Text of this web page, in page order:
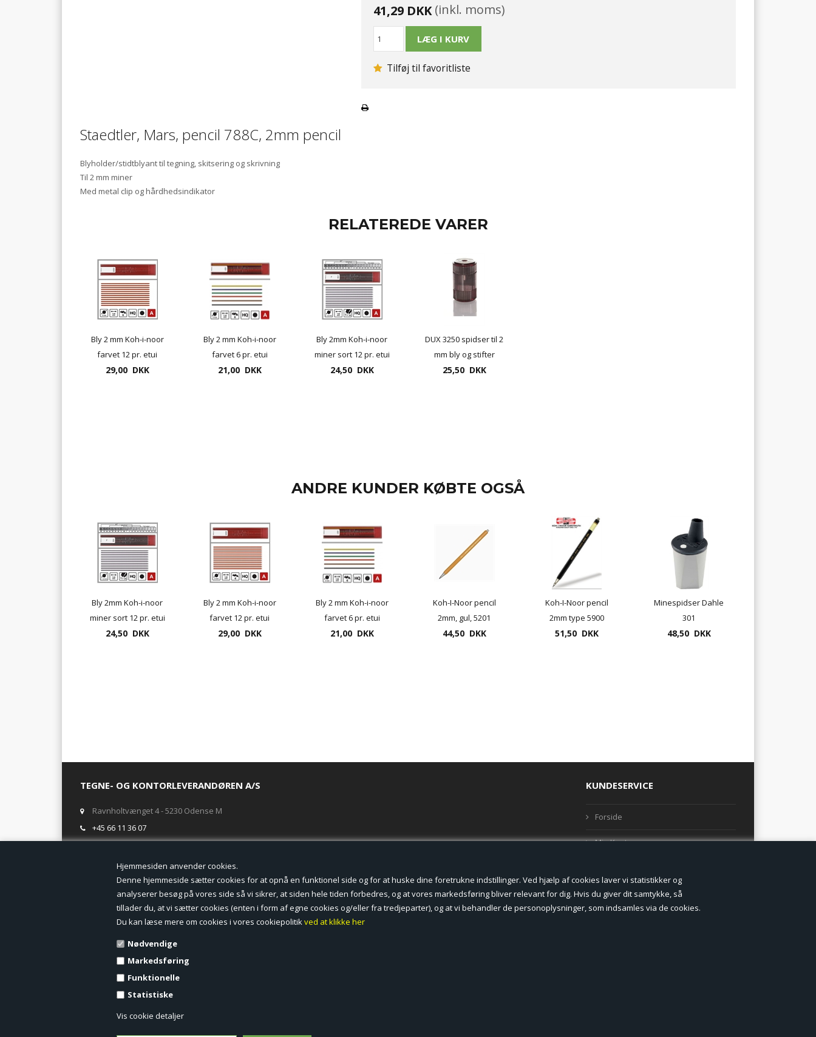
Hjemmesiden anvender cookies.
Denne hjemmeside sætter cookies for at opnå en funktionel side og for at huske dine foretrukne indstillinger. Ved hjælp af cookies laver vi statistikker og
analyserer besøg på vores side så vi sikrer, at siden hele tiden forbedres, og at vores markedsføring bliver relevant for dig. Hvis du giver dit samtykke, så
tillader du, at vi sætter cookies (enten i form af egne cookies og/eller fra tredjeparter), og at vi behandler de personoplysninger, som indsamles via de cookies.
Du kan læse mere om cookies i vores cookiepolitikved at klikke her
Nødvendige
Markedsføring
Funktionelle
Statistiske
Vis cookie detaljer
41,29 DKK(inkl. moms)
Tilføj til favoritliste
Staedtler, Mars, pencil 788C, 2mm pencil
Blyholder/stidtblyant til tegning, skitsering og skrivning
Til 2 mm miner
Med metal clip og hårdhedsindikator
RELATEREDE VARER
Bly 2 mm Koh-i-noor
farvet 12 pr. etui
29,00 DKK
Bly 2 mm Koh-i-noor
farvet 6 pr. etui
assorteret
21,00 DKK
Bly 2mm Koh-i-noor
miner sort 12 pr. etui
24,50 DKK
DUX 3250 spidser til 2
mm bly og stifter
25,50 DKK
ANDRE KUNDER KØBTE OGSÅ
Bly 2mm Koh-i-noor
miner sort 12 pr. etui
24,50 DKK
Bly 2 mm Koh-i-noor
farvet 12 pr. etui
29,00 DKK
Bly 2 mm Koh-i-noor
farvet 6 pr. etui
assorteret
21,00 DKK
Koh-I-Noor pencil
2mm, gul, 5201
44,50 DKK
Koh-I-Noor pencil
2mm type 5900
51,50 DKK
Minespidser Dahle
301
48,50 DKK
TEGNE- OG KONTORLEVERANDØREN A/S
Ravnholtvænget 4 - 5230 Odense M
+45 66 11 36 07
ÅBNINGSTIDER I BUTIKKEN
Mandag-Fredag: 8.00 - 17.00
Ring gerne for lagerstatus inden besøg i butikken
KUNDESERVICE
Forside
Min Konto
Vilkår og betingelser